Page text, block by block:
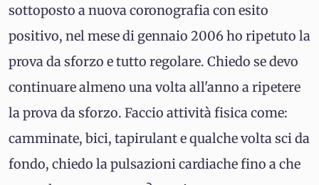
sottoposto a nuova coronografia con esito
positivo, nel mese di gennaio 2006 ho ripetuto la
prova da sforzo e tutto regolare. Chiedo se devo
continuare almeno una volta all'anno a ripetere
la prova da sforzo. Faccio attività fisica come:
camminate, bici, tapirulant e qualche volta sci da
fondo, chiedo la pulsazioni cardiache fino a che